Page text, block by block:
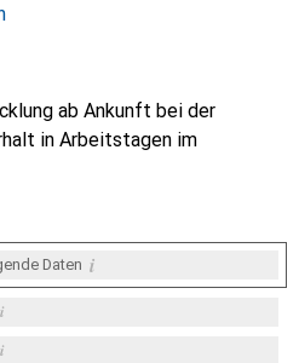
ab Ankunft bei der
in Arbeitstagen im
Daten i
i
i